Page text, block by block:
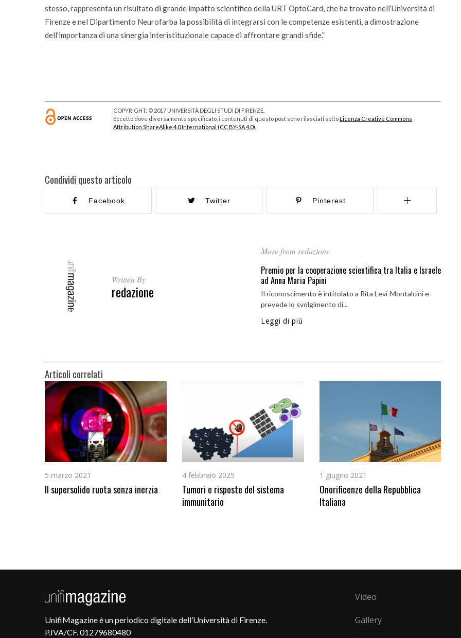
stesso, rappresenta un risultato di grande impatto scientifico della URT OptoCard, che ha trovato nell’Università di
Firenze e nel Dipartimento Neurofarba la possibilità di integrarsi con le competenze esistenti, a dimostrazione
dell’importanza di una sinergia interistituzionale capace di affrontare grandi sfide.”
COPYRIGHT: © 2017 UNIVERSITÀ DEGLI STUDI DI FIRENZE.
Eccetto dove diversamente specificato, i contenuti di questo post sono rilasciati sottoLicenza Creative Commons
Attribution ShareAlike 4.0 International (CC BY-SA 4.0).
Condividi questo articolo
Facebook Twitter Pinterest
Written By
redazione
More from redazione
Premio per la cooperazione scientifica tra Italia e Israele
ad Anna Maria Papini
Il riconoscimento è intitolato a Rita Levi-Montalcini e
prevede lo svolgimento di...
Leggi di più
Articoli correlati
5 marzo 2021
Il supersolido ruota senza inerzia
4 febbraio 2025
Tumori e risposte del sistema
immunitario
1 giugno 2021
Onorificenze della Repubblica
Italiana
UnifiMagazine è un periodico digitale dell’Università di Firenze.
P.IVA/CF. 01279680480
Video
Gallery